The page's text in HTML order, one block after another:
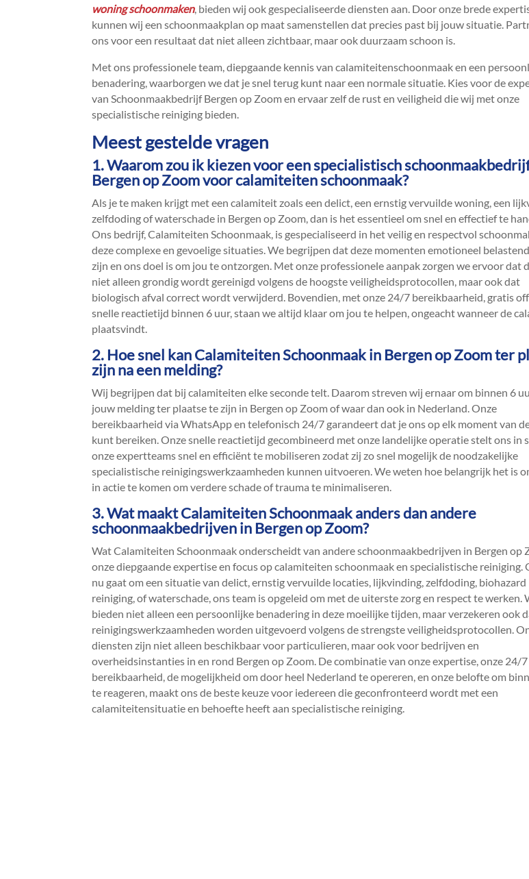
woning schoonmaken, bieden wij ook gespecialiseerde diensten aan.​ Door onze brede
kunnen wij een schoonmaakplan op maat samenstellen dat precies past bij jouw situatie.​
ons voor een resultaat dat niet alleen zichtbaar, maar ook duurzaam schoon is.​
Met ons professionele team, diepgaande kennis van calamiteitenschoonmaak en een
benadering, waarborgen we dat je snel terug kunt naar een normale situatie.​ Kies voor de
van Schoonmaakbedrijf Bergen op Zoom en ervaar zelf de rust en veiligheid die wij met onze
specialistische reiniging bieden.​
Meest gestelde vragen
1.​ Waarom zou ik kiezen voor een specialistisch
Bergen op Zoom voor calamiteiten schoonmaak?
Als je te maken krijgt met een calamiteit zoals een delict, een ernstig vervuilde woning, een
zelfdoding of waterschade in Bergen op Zoom, dan is het essentieel om snel en effectief te
Ons bedrijf, Calamiteiten Schoonmaak, is gespecialiseerd in het veilig en respectvol
deze complexe en gevoelige situaties.​ We begrijpen dat deze momenten emotioneel
zijn en ons doel is om jou te ontzorgen.​ Met onze professionele aanpak zorgen we ervoor dat
niet alleen grondig wordt gereinigd volgens de hoogste veiligheidsprotocollen, maar ook dat
biologisch afval correct wordt verwijderd.​ Bovendien, met onze 24/7 bereikbaarheid, gratis
snelle reactietijd binnen 6 uur, staan we altijd klaar om jou te helpen, ongeacht wanneer de
plaatsvindt.​
2.​ Hoe snel kan Calamiteiten Schoonmaak in Bergen op Zoom ter
zijn na een melding?
Wij begrijpen dat bij calamiteiten elke seconde telt.​ Daarom streven wij ernaar om binnen 6
jouw melding ter plaatse te zijn in Bergen op Zoom of waar dan ook in Nederland.​ Onze
bereikbaarheid via WhatsApp en telefonisch 24/7 garandeert dat je ons op elk moment van
kunt bereiken.​ Onze snelle reactietijd gecombineerd met onze landelijke operatie stelt ons in
onze expertteams snel en efficiënt te mobiliseren zodat zij zo snel mogelijk de noodzakelijke
specialistische reinigingswerkzaamheden kunnen uitvoeren.​ We weten hoe belangrijk het is
in actie te komen om verdere schade of trauma te minimaliseren.​
3.​ Wat maakt Calamiteiten Schoonmaak anders dan andere
schoonmaakbedrijven in Bergen op Zoom?
Wat Calamiteiten Schoonmaak onderscheidt van andere schoonmaakbedrijven in Bergen op
onze diepgaande expertise en focus op calamiteiten schoonmaak en specialistische reiniging.​
nu gaat om een situatie van delict, ernstig vervuilde locaties, lijkvinding, zelfdoding, biohazard
reiniging, of waterschade, ons team is opgeleid om met de uiterste zorg en respect te werken.​
bieden niet alleen een persoonlijke benadering in deze moeilijke tijden, maar verzekeren ook
reinigingswerkzaamheden worden uitgevoerd volgens de strengste veiligheidsprotocollen.​
diensten zijn niet alleen beschikbaar voor particulieren, maar ook voor bedrijven en
overheidsinstanties in en rond Bergen op Zoom.​ De combinatie van onze expertise, onze 24/7
bereikbaarheid, de mogelijkheid om door heel Nederland te opereren, en onze belofte om
te reageren, maakt ons de beste keuze voor iedereen die geconfronteerd wordt met een
calamiteitensituatie en behoefte heeft aan specialistische reiniging.​